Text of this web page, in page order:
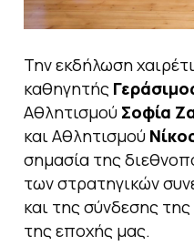
Την εκδήλωση
καθηγητής
Αθλητισμού Σοφία
και Αθλητισμού
σημασία της
των στρατηγικών
και της σύνδεσης
της εποχής μας.